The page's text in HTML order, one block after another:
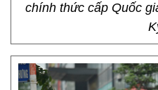
chính thức cấp Quốc